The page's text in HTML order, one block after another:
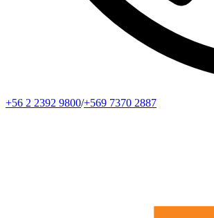
+56 2 2392 9800/+569 7370 2887